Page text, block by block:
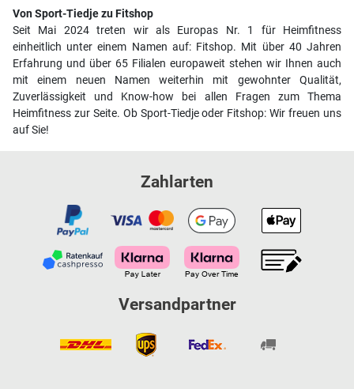
Von Sport-Tiedje zu Fitshop
Seit Mai 2024 treten wir als Europas Nr. 1 für Heimfitness
einheitlich unter einem Namen auf: Fitshop. Mit über 40 Jahren
Erfahrung und über 65 Filialen europaweit stehen wir Ihnen auch
mit einem neuen Namen weiterhin mit gewohnter Qualität,
Zuverlässigkeit und Know-how bei allen Fragen zum Thema
Heimfitness zur Seite. Ob Sport-Tiedje oder Fitshop: Wir freuen uns
auf Sie!
Zahlarten
Versandpartner